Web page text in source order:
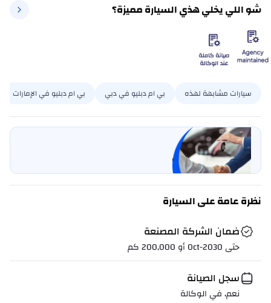
شو اللي يخلي هذي السيارة مميزة؟
سيارات مشابهة لهذه بي ام دبليو في دبي بي ام دبليو في الإمارات
بيع سيارتي
خليها على كارسويتش
نظرة عامة على السيارة
ضمان الشركة المصنعة
حتى Oct-2030 أو 200,000 كم
سجل الصيانة
نعم، في الوكالة